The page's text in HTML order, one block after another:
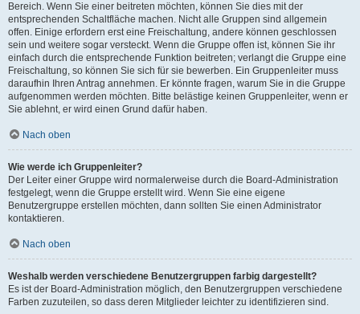
Bereich. Wenn Sie einer beitreten möchten, können Sie dies mit der
entsprechenden Schaltfläche machen. Nicht alle Gruppen sind allgemein
offen. Einige erfordern erst eine Freischaltung, andere können geschlossen
sein und weitere sogar versteckt. Wenn die Gruppe offen ist, können Sie ihr
einfach durch die entsprechende Funktion beitreten; verlangt die Gruppe eine
Freischaltung, so können Sie sich für sie bewerben. Ein Gruppenleiter muss
daraufhin Ihren Antrag annehmen. Er könnte fragen, warum Sie in die Gruppe
aufgenommen werden möchten. Bitte belästige keinen Gruppenleiter, wenn er
Sie ablehnt, er wird einen Grund dafür haben.
Nach oben
Wie werde ich Gruppenleiter?
Der Leiter einer Gruppe wird normalerweise durch die Board-Administration
festgelegt, wenn die Gruppe erstellt wird. Wenn Sie eine eigene
Benutzergruppe erstellen möchten, dann sollten Sie einen Administrator
kontaktieren.
Nach oben
Weshalb werden verschiedene Benutzergruppen farbig dargestellt?
Es ist der Board-Administration möglich, den Benutzergruppen verschiedene
Farben zuzuteilen, so dass deren Mitglieder leichter zu identifizieren sind.